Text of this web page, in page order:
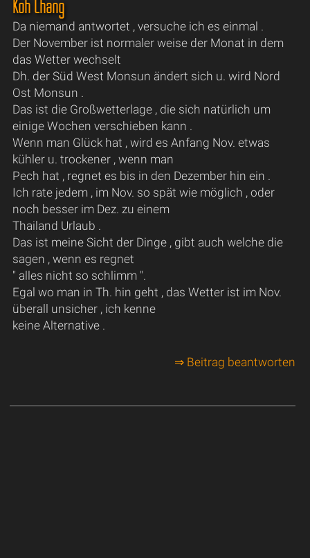
Koh Chang
Da niemand antwortet , versuche ich es einmal .
Der November ist normaler weise der Monat in dem
das Wetter wechselt
Dh. der Süd West Monsun ändert sich u. wird Nord
Ost Monsun .
Das ist die Großwetterlage , die sich natürlich um
einige Wochen verschieben kann .
Wenn man Glück hat , wird es Anfang Nov. etwas
kühler u. trockener , wenn man
Pech hat , regnet es bis in den Dezember hin ein .
Ich rate jedem , im Nov. so spät wie möglich , oder
noch besser im Dez. zu einem
Thailand Urlaub .
Das ist meine Sicht der Dinge , gibt auch welche die
sagen , wenn es regnet
" alles nicht so schlimm ".
Egal wo man in Th. hin geht , das Wetter ist im Nov.
überall unsicher , ich kenne
keine Alternative .
⇒ Beitrag beantworten